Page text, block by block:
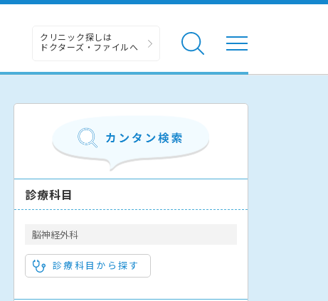
クリニック探しは
ドクターズ・ファイルへ
診療科目
脳神経外科
診療科目から探す